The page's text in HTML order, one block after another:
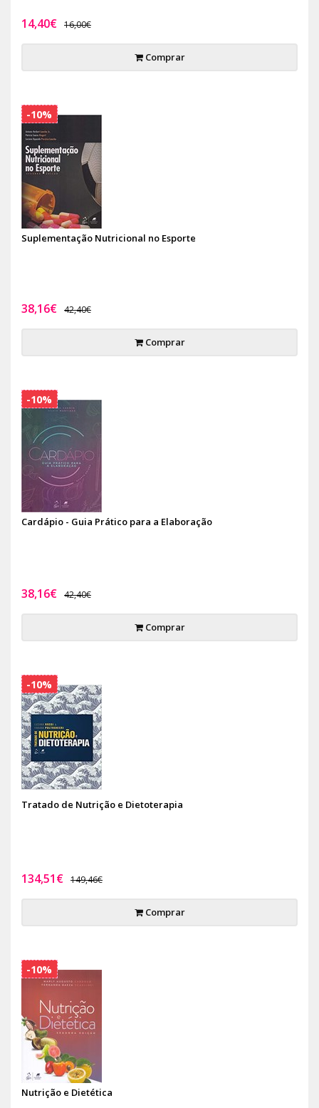
14,40€ 16,00€
Comprar
Suplementação Nutricional no Esporte
38,16€ 42,40€
Comprar
-10%
Cardápio - Guia Prático para a Elaboração
38,16€ 42,40€
Comprar
-10%
Tratado de Nutrição e Dietoterapia
134,51€ 149,46€
Comprar
-10%
Nutrição e Dietética
-10%